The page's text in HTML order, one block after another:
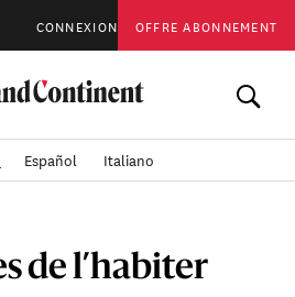
CONNEXION OFFRE ABONNEMENT
Español Italiano
de l’habiter